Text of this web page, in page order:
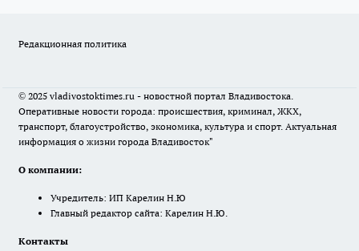
Редакционная политика
© 2025 vladivostoktimes.ru - новостной портал Владивостока.
Оперативные новости города: происшествия, криминал, ЖКХ,
транспорт, благоустройство, экономика, культура и спорт. Актуальная
информация о жизни города Владивосток"
О компании:
Учредитель: ИП Карелин Н.Ю
Главный редактор сайта: Карелин Н.Ю.
Контакты